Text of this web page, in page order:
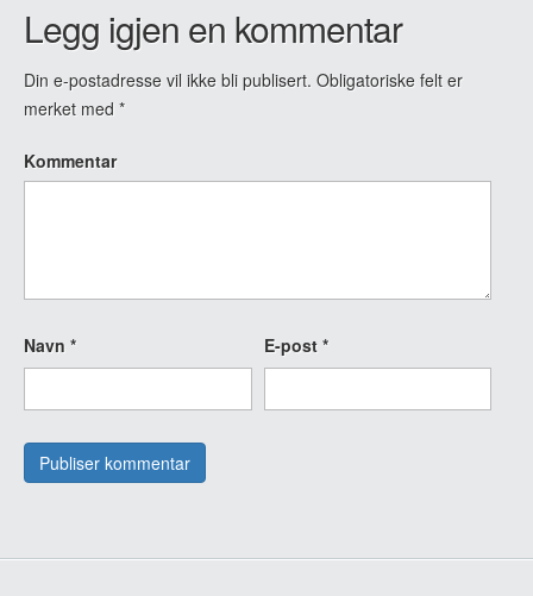
Legg igjen en kommentar
Din e-postadresse vil ikke bli publisert. Obligatoriske felt er
merket med *
Kommentar
Navn * E-post *